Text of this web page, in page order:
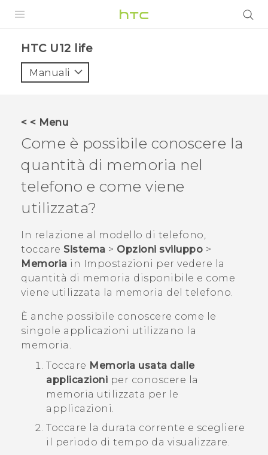
VIVE
VIVERSE
ASSISTENZA
Accessori e dispositivi HTC
Accesso
HTC U12 life‎
Manuali
< < Menu
Come è possibile conoscere la
quantità di memoria nel
telefono e come viene
utilizzata?
In relazione al modello di telefono,
toccare Sistema > Opzioni sviluppo >
Memoria in Impostazioni per vedere la
quantità di memoria disponibile e come
viene utilizzata la memoria del telefono.
È anche possibile conoscere come le
singole applicazioni utilizzano la
memoria.
Toccare Memoria usata dalle
applicazioni per conoscere la
memoria utilizzata per le
applicazioni.
Toccare la durata corrente e scegliere
il periodo di tempo da visualizzare.